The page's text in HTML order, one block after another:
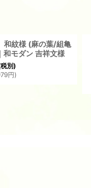
和紋様 (麻の葉/組亀
モダン 吉祥文様
別)
円)